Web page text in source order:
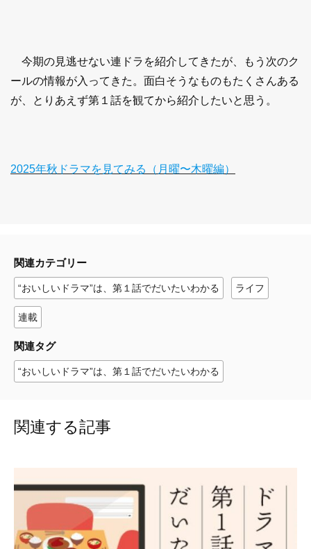
今期の見逃せない連ドラを紹介してきたが、もう次のク
ールの情報が入ってきた。面白そうなものもたくさんある
が、とりあえず第１話を観てから紹介したいと思う。
2025年秋ドラマを見てみる（月曜〜木曜編）
関連カテゴリー
“おいしいドラマ”は、第１話でだいたいわかる ライフ
連載
関連タグ
“おいしいドラマ”は、第１話でだいたいわかる
関連する記事